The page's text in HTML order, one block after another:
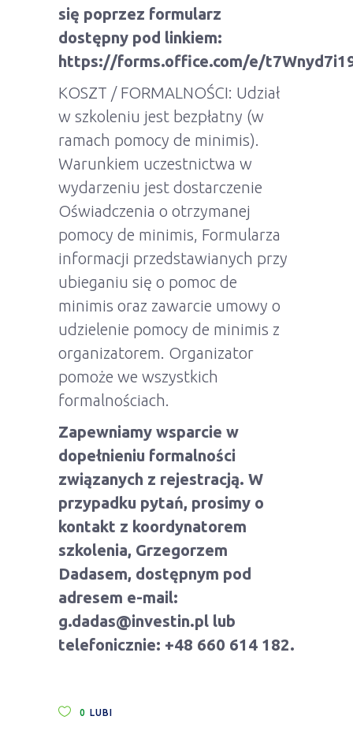
się poprzez formularz
dostępny pod linkiem:
https://forms.office.com/e/
KOSZT / FORMALNOŚCI: Udział
w szkoleniu jest bezpłatny (w
ramach pomocy de minimis).
Warunkiem uczestnictwa w
wydarzeniu jest dostarczenie
Oświadczenia o otrzymanej
pomocy de minimis, Formularza
informacji przedstawianych przy
ubieganiu się o pomoc de
minimis oraz zawarcie umowy o
udzielenie pomocy de minimis z
organizatorem. Organizator
pomoże we wszystkich
formalnościach.
Zapewniamy wsparcie w
dopełnieniu formalności
związanych z rejestracją. W
przypadku pytań, prosimy o
kontakt z koordynatorem
szkolenia, Grzegorzem
Dadasem, dostępnym pod
adresem e-mail:
g.dadas@investin.pl lub
telefonicznie: +48 660 614 182.
0 LUBI